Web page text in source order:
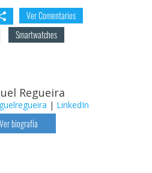
Ver Comentarios
Smartwatches
Regueira
| LinkedIn
Ver biografía